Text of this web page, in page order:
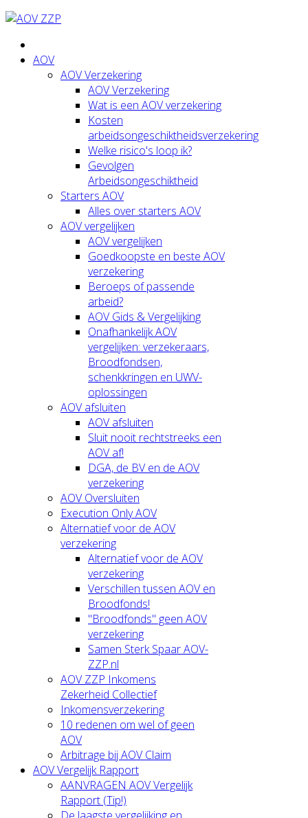
AOV
AOV Verzekering
AOV Verzekering
Wat is een AOV verzekering
Kosten
arbeidsongeschiktheidsverzekering
Welke risico's loop ik?
Gevolgen
Arbeidsongeschiktheid
Starters AOV
Alles over starters AOV
AOV vergelijken
AOV vergelijken
Goedkoopste en beste AOV
verzekering
Beroeps of passende
arbeid?
AOV Gids & Vergelijking
Onafhankelijk AOV
vergelijken: verzekeraars,
Broodfondsen,
schenkkringen en UWV-
oplossingen
AOV afsluiten
AOV afsluiten
Sluit nooit rechtstreeks een
AOV af!
DGA, de BV en de AOV
verzekering
AOV Oversluiten
Execution Only AOV
Alternatief voor de AOV
verzekering
Alternatief voor de AOV
verzekering
Verschillen tussen AOV en
Broodfonds!
"Broodfonds" geen AOV
verzekering
Samen Sterk Spaar AOV-
ZZP.nl
AOV ZZP Inkomens
Zekerheid Collectief
Inkomensverzekering
10 redenen om wel of geen
AOV
Arbitrage bij AOV Claim
AOV Vergelijk Rapport
AANVRAGEN AOV Vergelijk
Rapport (Tip!)